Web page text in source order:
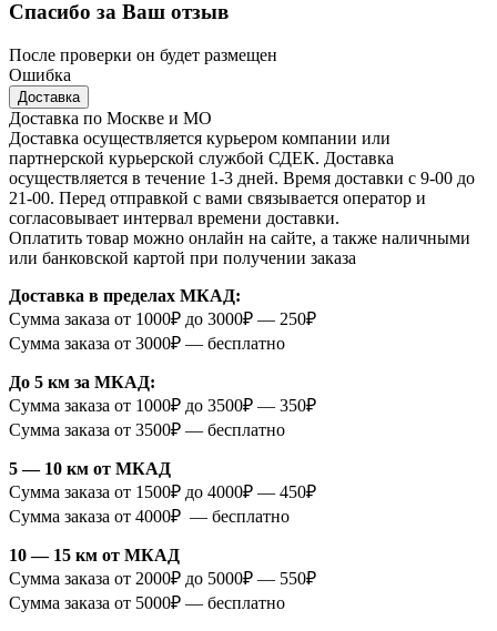
Спасибо за Ваш отзыв
После проверки он будет размещен
Ошибка
Доставка
Доставка по Москве и МО
Доставка осуществляется курьером компании или
партнерской курьерской службой СДЕК. Доставка
осуществляется в течение 1-3 дней. Время доставки с 9-00 до
21-00. Перед отправкой с вами связывается оператор и
согласовывает интервал времени доставки.
Оплатить товар можно онлайн на сайте, а также наличными
или банковской картой при получении заказа
Доставка в пределах МКАД:
Сумма заказа от 1000₽ до 3000₽ — 250₽
Сумма заказа от 3000₽ — бесплатно
До 5 км за МКАД:
Сумма заказа от 1000₽ до 3500₽ — 350₽
Сумма заказа от 3500₽ — бесплатно
5 — 10 км от МКАД
Сумма заказа от 1500₽ до 4000₽ — 450₽
Сумма заказа от 4000₽ — бесплатно
10 — 15 км от МКАД
Сумма заказа от 2000₽ до 5000₽ — 550₽
Сумма заказа от 5000₽ — бесплатно